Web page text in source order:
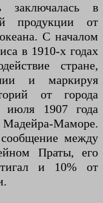
заключалась в
продукции от
С началом
в 1910-х годах
стране,
и маркируя
от города
июля 1907 года
Маморе.
между
Праты, его
и 10% от